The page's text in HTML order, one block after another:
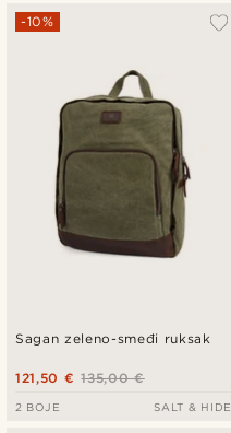
Sagan zeleno-smeđi ruksak
-10%
135,00 €
121,50 €
2 BOJE SALT & HIDE